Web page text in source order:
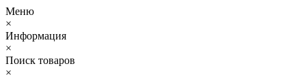
Меню
×
Информация
×
Поиск товаров
×